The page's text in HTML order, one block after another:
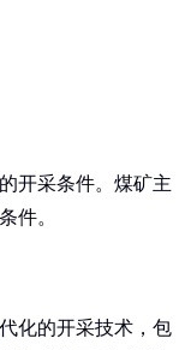
开采条件。煤矿主
件。
化的开采技术，包